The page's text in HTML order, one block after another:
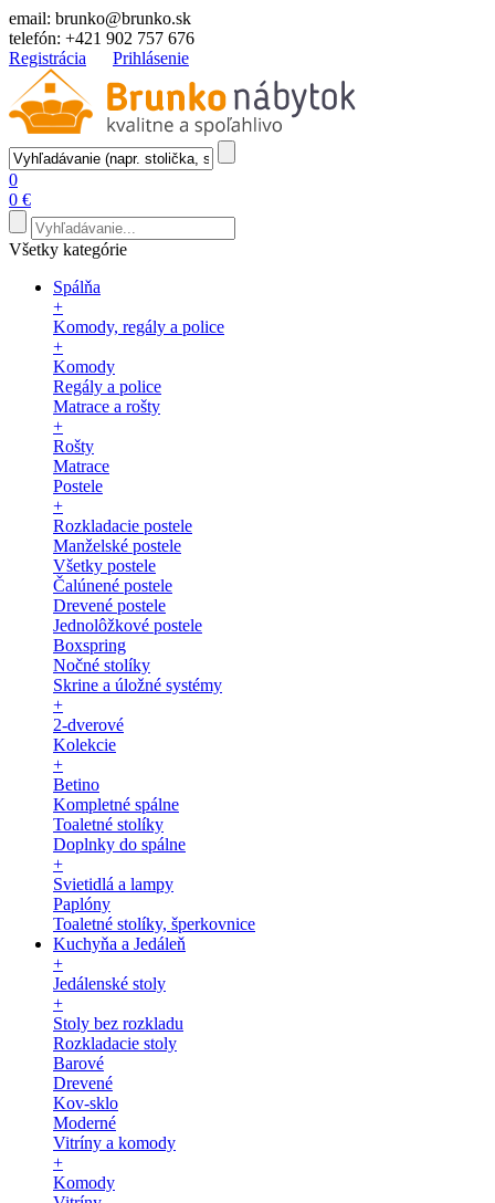
email: brunko@brunko.sk
telefón: +421 902 757 676
Registrácia
Prihlásenie
0
0 €
Všetky kategórie
Spálňa
+
Komody, regály a police
+
Komody
Regály a police
Matrace a rošty
+
Rošty
Matrace
Postele
+
Rozkladacie postele
Manželské postele
Všetky postele
Čalúnené postele
Drevené postele
Jednolôžkové postele
Boxspring
Nočné stolíky
Skrine a úložné systémy
+
2-dverové
Kolekcie
+
Betino
Kompletné spálne
Toaletné stolíky
Doplnky do spálne
+
Svietidlá a lampy
Paplóny
Toaletné stolíky, šperkovnice
Kuchyňa a Jedáleň
+
Jedálenské stoly
+
Stoly bez rozkladu
Rozkladacie stoly
Barové
Drevené
Kov-sklo
Moderné
Vitríny a komody
+
Komody